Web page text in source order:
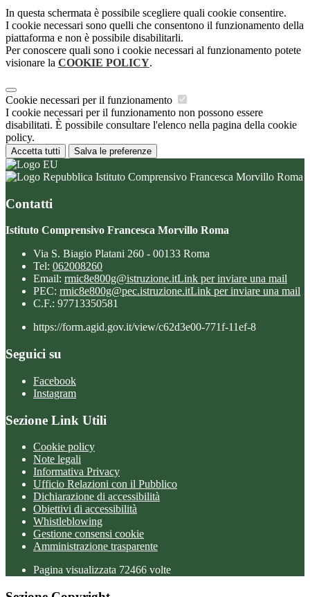
In questa schermata è possibile scegliere quali cookie consentire.
I cookie necessari sono quelli che consentono il funzionamento della
piattaforma e non è possibile disabilitarli.
Per conoscere quali sono i cookie necessari al funzionamento potete
visionare la COOKIE POLICY.
Cookie necessari per il funzionamento
I cookie necessari per il funzionamento non possono essere
disabilitati. È possibile consultare l'elenco nella pagina della cookie
policy.
Accetta tutti Salva le preferenze
Istituto Comprensivo Francesca Morvillo Roma
Contatti
Istituto Comprensivo Francesca Morvillo Roma
Via S. Biagio Platani 260 - 00133 Roma
Tel: 062008260
Email: rmic8e800g@istruzione.itLink per inviare una mail
PEC: rmic8e800g@pec.istruzione.itLink per inviare una mail
C.F.: 97713350581
https://form.agid.gov.it/view/c62d3e00-771f-11ef-8
Seguici su
Facebook
Instagram
Sezione Link Utili
Cookie policy
Note legali
Informativa Privacy
Ufficio Relazioni con il Pubblico
Dichiarazione di accessibilità
Obiettivi di accessibilità
Whistleblowing
Gestione consensi cookie
Amministrazione trasparente
Pagina visualizzata 72466 volte